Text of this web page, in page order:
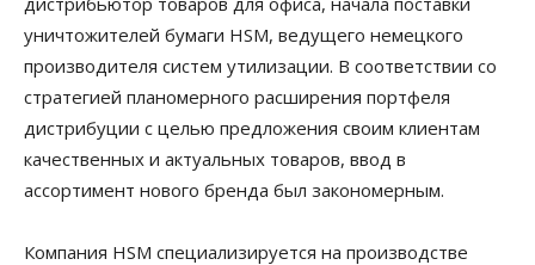
уничтожителей бумаги HSM, ведущего немецкого
производителя систем утилизации. В соответствии со
стратегией планомерного расширения портфеля
дистрибуции с целью предложения своим клиентам
качественных и актуальных товаров, ввод в
ассортимент нового бренда был закономерным.
Компания HSM специализируется на производстве